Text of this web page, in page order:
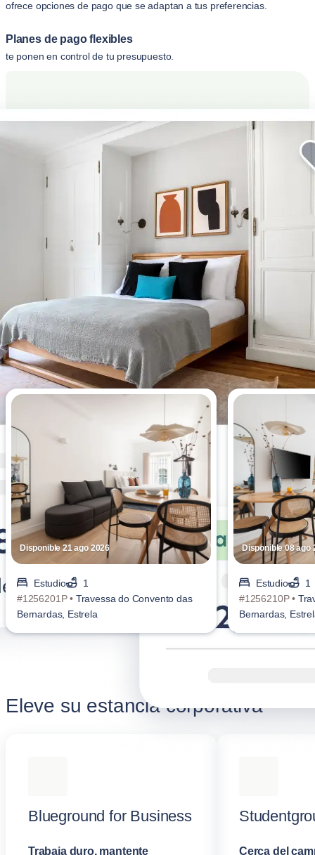
ofrece opciones de pago que se adaptan a tus preferencias.
Planes de pago flexibles
te ponen en control de tu presupuesto.
Los estudios más vistos esta
semana.
Disponible 21 ago 2026
Estudio
1
#1256201P • Travessa do Convento das
Bernardas, Estrela
Disponible 08 ago
Estudio
1
#1256210P •
Bernardas,
Eleve su estancia corporativa
Blueground for Business
Trabaja duro, mantente Cerca del